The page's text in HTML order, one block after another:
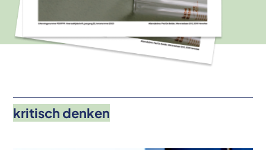
kritisch denken